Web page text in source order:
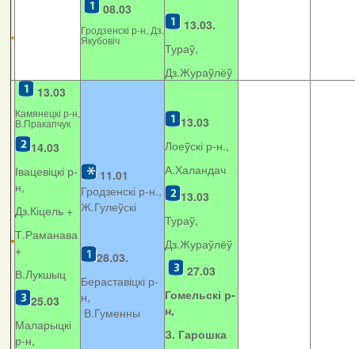
08.03
Гродзенскі р-н, Дз.
Якубовіч
13.03.
Тураў,
Дз.Жураўлёў
13.03
Камянецкі р-н,
В.Пракапчук
14.03
Івацевіцкі р-
н,
Дз.Кіцель +
Т.Раманава
+
В.Лукшыц
25.03
Маларыцкі
р-н,
11.01
Гродзенскі р-н.,
Ж.Гулеўскі
28.03.
Бераставіцкі р-
н,
В.Гуменны
13.03
Лоеўскі р-н.,
А.Халандач
13.03
Тураў,
Дз.Жураўлёў
27.03
Гомельскі р-
н,
З. Гарошка